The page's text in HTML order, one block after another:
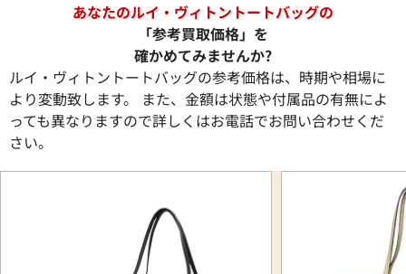
あなたのルイ・ヴィトントートバッグの
「参考買取価格」を
確かめてみませんか?
ルイ・ヴィトントートバッグの参考価格は、時期や相場に
より変動致します。 また、金額は状態や付属品の有無によ
っても異なりますので詳しくはお電話でお問い合わせくだ
さい。